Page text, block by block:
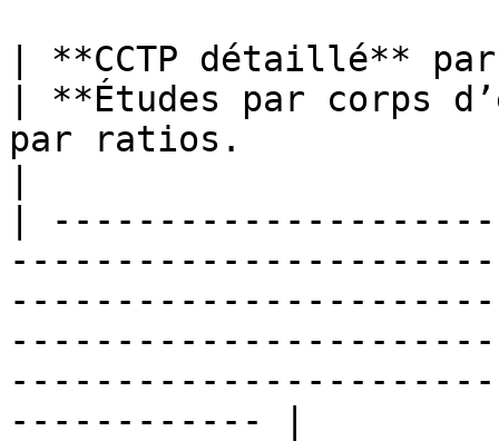
| **CCTP détaillé**
| **Études par corps
par ratios.
|
------------ |